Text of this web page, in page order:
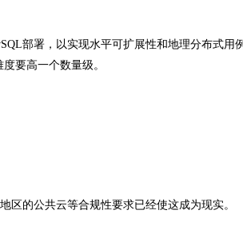
部署，以实现水平可扩展性和地理分布式用
要高一个数量级。
区的公共云等合规性要求已经使这成为现实。